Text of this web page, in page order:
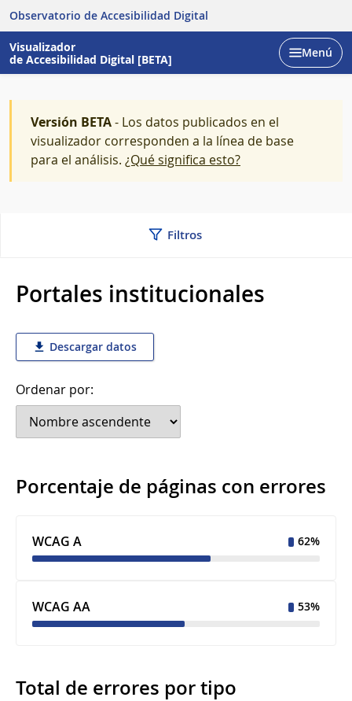
Observatorio de Accesibilidad Digital
Visualizador
de Accesibilidad Digital [BETA]
Abrir
Menú
Versión BETA- Los datos publicados en el
visualizador corresponden a la línea de base
para el análisis. ¿Qué significa esto?
Filtros
Portales institucionales
Descargar datos
Ordenar por:
Porcentaje de páginas con errores
WCAG A 62%
WCAG AA 53%
Total de errores por tipo